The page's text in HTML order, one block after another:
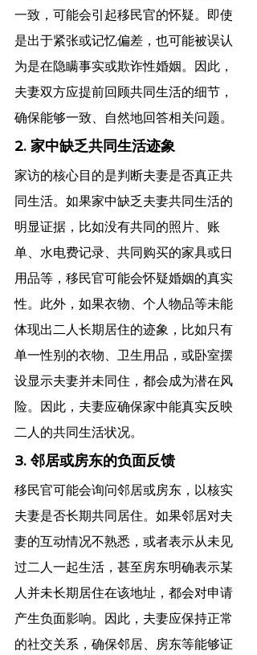
一致，可能会引起移民官的怀疑。即使
是出于紧张或记忆偏差，也可能被误认
为是在隐瞒事实或欺诈性婚姻。因此，
夫妻双方应提前回顾共同生活的细节，
确保能够一致、自然地回答相关问题。
2. 家中缺乏共同生活迹象
家访的核心目的是判断夫妻是否真正共
同生活。如果家中缺乏夫妻共同生活的
明显证据，比如没有共同的照片、账
单、水电费记录、共同购买的家具或日
用品等，移民官可能会怀疑婚姻的真实
性。此外，如果衣物、个人物品等未能
体现出二人长期居住的迹象，比如只有
单一性别的衣物、卫生用品，或卧室摆
设显示夫妻并未同住，都会成为潜在风
险。因此，夫妻应确保家中能真实反映
二人的共同生活状况。
3. 邻居或房东的负面反馈
移民官可能会询问邻居或房东，以核实
夫妻是否长期共同居住。如果邻居对夫
妻的互动情况不熟悉，或者表示从未见
过二人一起生活，甚至房东明确表示某
人并未长期居住在该地址，都会对申请
产生负面影响。因此，夫妻应保持正常
的社交关系，确保邻居、房东等能够证